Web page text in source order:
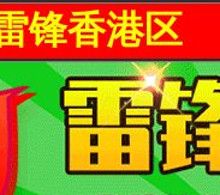
锋香港区